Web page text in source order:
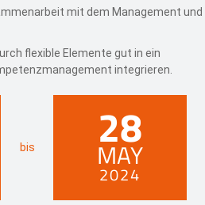
mit dem Management und
flexible Elemente gut in ein
integrieren.
bis 28
MAY
2024